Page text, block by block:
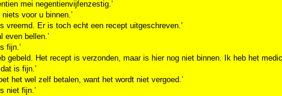
mei negentienvijfenzestig.’
niets voor u binnen.’
vreemd. Er is toch echt een recept uitgeschreven.’
even bellen.’
fijn.’
gebeld. Het recept is verzonden, maar is hier nog niet binnen. Ik heb het
is fijn.’
het wel zelf betalen, want het wordt niet vergoed.’
niet fijn.’